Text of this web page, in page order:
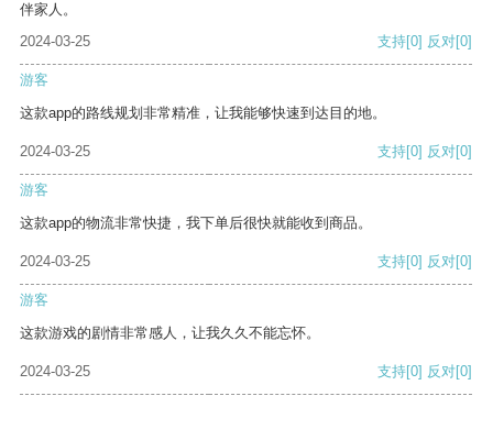
伴家人。
2024-03-25
支持[0] 反对[0]
游客
这款app的路线规划非常精准，让我能够快速到达目的地。
2024-03-25 支持[0] 反对[0]
游客
这款app的物流非常快捷，我下单后很快就能收到商品。
2024-03-25 支持[0] 反对[0]
游客
这款游戏的剧情非常感人，让我久久不能忘怀。
2024-03-25 支持[0] 反对[0]